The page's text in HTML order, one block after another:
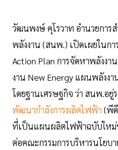
วัฒนพงษ์ คุโรวาท อำนวยการ
พลังงาน (สนพ.) เปิดเผยในก
Action Plan การจัดหาพลังงา
งาน New Energy แผนพลังง
โดยฐานเศรษฐกิจ ว่า สนพ.อยู่
พัฒนากำลังการผลิตไฟฟ้า (พี
ที่เป็นแผนผลิตไฟฟ้าฉบับใหม่
ต่อคณะกรรมการบริหารนโยบ